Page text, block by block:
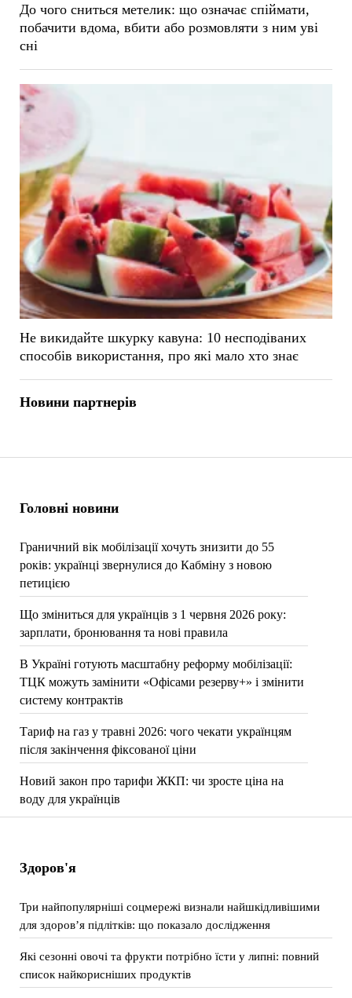
Головні новини
Граничний вік мобілізації хочуть знизити до 55
років: українці звернулися до Кабміну з новою
петицією
Що зміниться для українців з 1 червня 2026 року:
зарплати, бронювання та нові правила
В Україні готують масштабну реформу мобілізації:
ТЦК можуть замінити «Офісами резерву+» і змінити
систему контрактів
Тариф на газ у травні 2026: чого чекати українцям
після закінчення фіксованої ціни
Новий закон про тарифи ЖКП: чи зросте ціна на
воду для українців
До чого сниться метелик: що означає спіймати,
побачити вдома, вбити або розмовляти з ним уві
сні
Не викидайте шкурку кавуна: 10 несподіваних
способів використання, про які мало хто знає
Новини партнерів
Здоров'я
Три найпопулярніші соцмережі визнали найшкідливішими
для здоров’я підлітків: що показало дослідження
Які сезонні овочі та фрукти потрібно їсти у липні: повний
список найкорисніших продуктів